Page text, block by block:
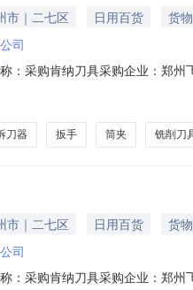
市｜二七区 日用百货
货物
司
：采购肯纳刀具采购企业：郑
：河南省郑州市二七区南三环中
刀器 扳手 筒夹 铣削刀
市｜二七区 日用百货
货物
司
：采购肯纳刀具采购企业：郑